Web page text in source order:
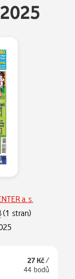
a. s.
(1 stran)
27 Kč/
44 bodů